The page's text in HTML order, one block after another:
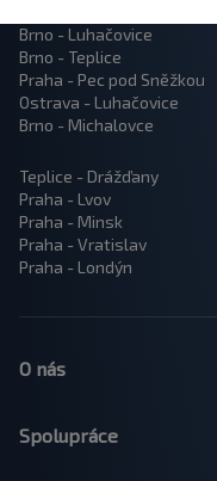
Brno - Luhačovice
Brno - Teplice
Praha - Pec pod Sněžkou
Ostrava - Luhačovice
Brno - Michalovce
Teplice - Drážďany
Praha - Lvov
Praha - Minsk
Praha - Vratislav
Praha - Londýn
O nás
Spolupráce